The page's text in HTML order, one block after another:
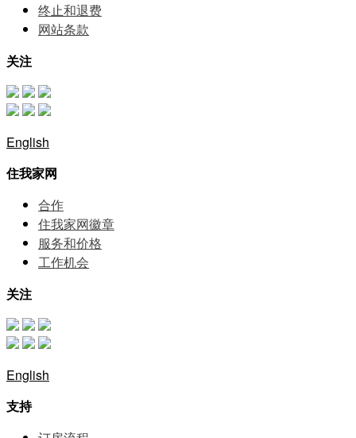
终止和退费
网站条款
关注
English
住我家网
合作
住我家网徽章
服务和价格
⼯作机会
关注
English
支持